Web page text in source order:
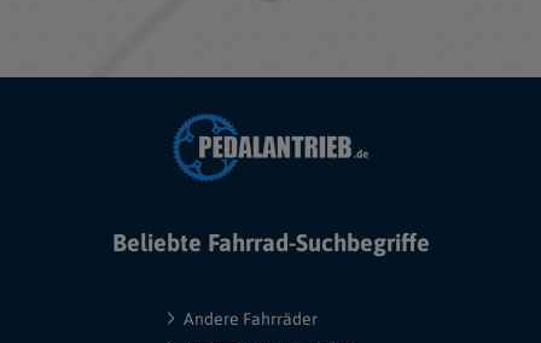
Beliebte Fahrrad-Suchbegriffe
Andere Fahrräder